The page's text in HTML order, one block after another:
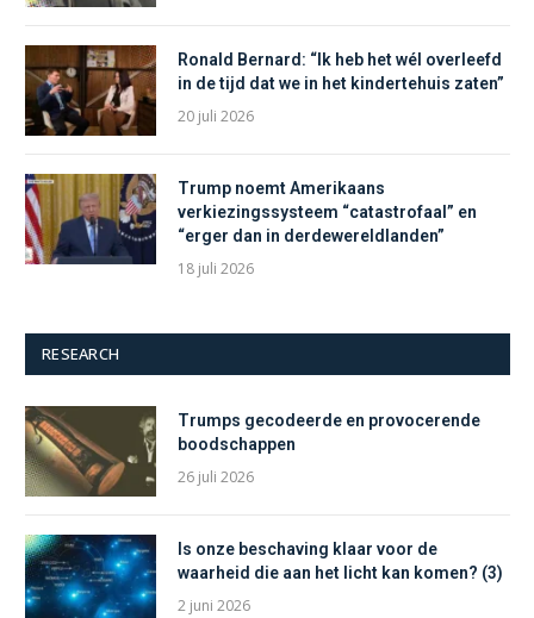
Ronald Bernard: “Ik heb het wél overleefd
in de tijd dat we in het kindertehuis zaten”
20 juli 2026
Trump noemt Amerikaans
verkiezingssysteem “catastrofaal” en
“erger dan in derdewereldlanden”
18 juli 2026
RESEARCH
Trumps gecodeerde en provocerende
boodschappen
26 juli 2026
Is onze beschaving klaar voor de
waarheid die aan het licht kan komen? (3)
2 juni 2026